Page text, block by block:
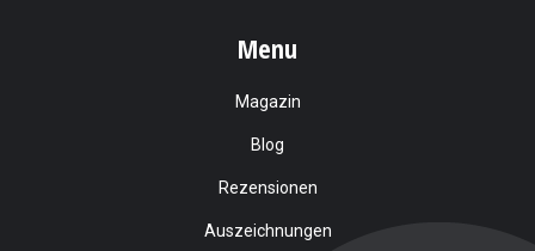
Menu
Magazin
Blog
Rezensionen
Auszeichnungen